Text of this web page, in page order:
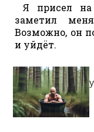
Я присел на
заметил
Возможно, он
и уйдёт.